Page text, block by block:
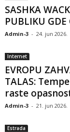
SASHKA
PUBLIKU GDE
Admin-3 - 24. jun 2026.
Internet
EVROPU
TALAS:
raste
Admin-3 - 21. jun 2026.
Estrada